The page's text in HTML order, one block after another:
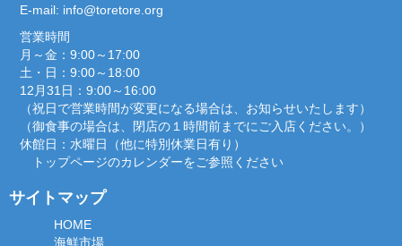
E-mail: info@toretore.org
営業時間
月～金：9:00～17:00
土・日：9:00～18:00
12月31日：9:00～16:00
（祝日で営業時間が変更になる場合は、お知らせいたします）
（御食事の場合は、閉店の１時間前までにご入店ください。）
休館日：水曜日（他に特別休業日有り）
トップページのカレンダーをご参照ください
サイトマップ
HOME
海鮮市場